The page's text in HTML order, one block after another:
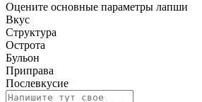
Оцените основные параметры лапши
Вкус
Структура
Острота
Бульон
Приправа
Послевкусие